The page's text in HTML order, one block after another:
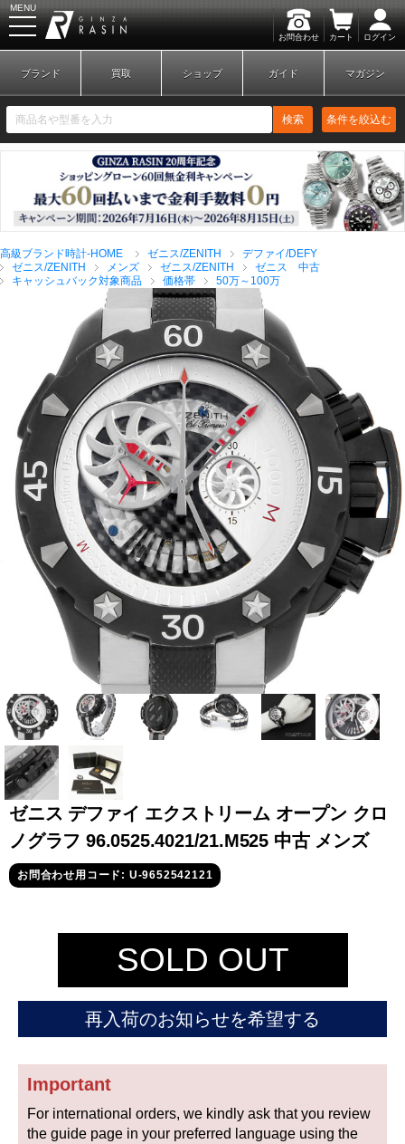
お問合わせ カート ログイン
MENU
新規会員登録 ログイン
ブランドから探す
全てのブランドを見
る
ロレックス
パテック
フィリップ
オーデマピゲ ウブロ カルティエ
グランド
セイコー
コンスタンタン
新品 未使用品
ブランド 買取 ショップ ガイド マガジン
検索 条件を絞込む
高級ブランド時計-HOME ゼニス/ZENITH
デファイ/DEFY
ゼニス/ZENITH
メンズ ゼニス/ZENITH
ゼニス 中古
キャッシュバック対象商品
価格帯 50万～100万
ゼニス デファイ エクストリーム オープン クロ
ノグラフ 96.0525.4021/21.M525 中古 メンズ
お問合わせ用コード: U-9652542121
SOLD OUT
再入荷のお知らせを希望する
Important
For international orders, we kindly ask that you review
the guide page in your preferred language using the